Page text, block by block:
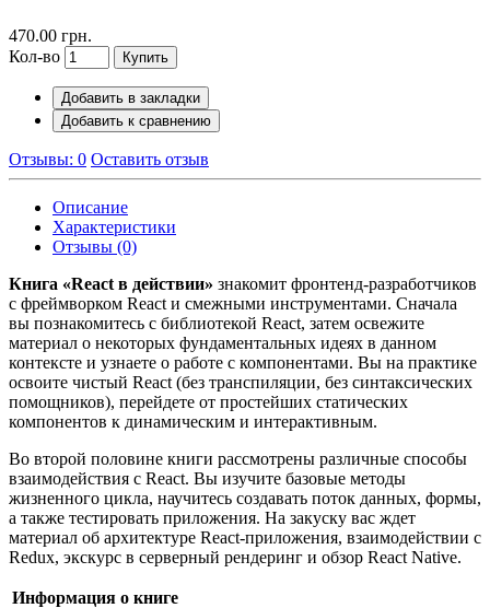
470.00 грн.
Кол-во
Купить
Добавить в закладки
Добавить к сравнению
Отзывы: 0 Оставить отзыв
Описание
Характеристики
Отзывы (0)
Книга «React в действии» знакомит фронтенд-разработчиков
с фреймворком React и смежными инструментами. Сначала
вы познакомитесь с библиотекой React, затем освежите
материал о некоторых фундаментальных идеях в данном
контексте и узнаете о работе с компонентами. Вы на практике
освоите чистый React (без транспиляции, без синтаксических
помощников), перейдете от простейших статических
компонентов к динамическим и интерактивным.
Во второй половине книги рассмотрены различные способы
взаимодействия с React. Вы изучите базовые методы
жизненного цикла, научитесь создавать поток данных, формы,
а также тестировать приложения. На закуску вас ждет
материал об архитектуре React-приложения, взаимодействии с
Redux, экскурс в серверный рендеринг и обзор React Native.
Информация о книге